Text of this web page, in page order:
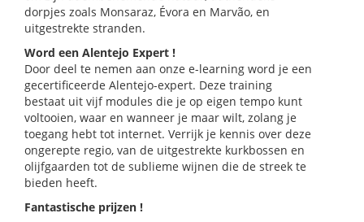
dorpjes zoals Monsaraz, Évora en Marvão, en
uitgestrekte stranden.
Word een Alentejo Expert !
Door deel te nemen aan onze e-learning word je een
gecertificeerde Alentejo-expert. Deze training
bestaat uit vijf modules die je op eigen tempo kunt
voltooien, waar en wanneer je maar wilt, zolang je
toegang hebt tot internet. Verrijk je kennis over deze
ongerepte regio, van de uitgestrekte kurkbossen en
olijfgaarden tot de sublieme wijnen die de streek te
bieden heeft.
Fantastische prijzen !